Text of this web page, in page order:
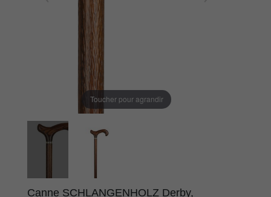
Toucher pour agrandir
Canne SCHLANGENHOLZ Derby,